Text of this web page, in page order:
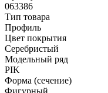
063386
Тип товара
Профиль
Цвет покрытия
Серебристый
Модельный ряд
PIK
Форма (сечение)
Фигурный